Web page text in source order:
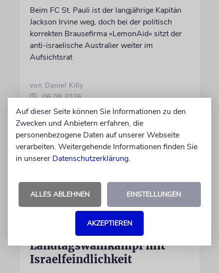
Beim FC St. Pauli ist der langjährige Kapitän
Jackson Irvine weg, doch bei der politisch
korrekten Brausefirma »LemonAid« sitzt der
anti-israelische Australier weiter im
Aufsichtsrat
von Daniel Killy
06.08.2026
Landtagswahlkampf mit
Israelfeindlichkeit
Auf dieser Seite können Sie Informationen zu den
Zwecken und Anbietern erfahren, die
personenbezogene Daten auf unserer Webseite
verarbeiten. Weitergehende Informationen finden Sie
in unserer Datenschutzerklärung.
ALLES ABLEHNEN EINSTELLUNGEN
AKZEPTIEREN